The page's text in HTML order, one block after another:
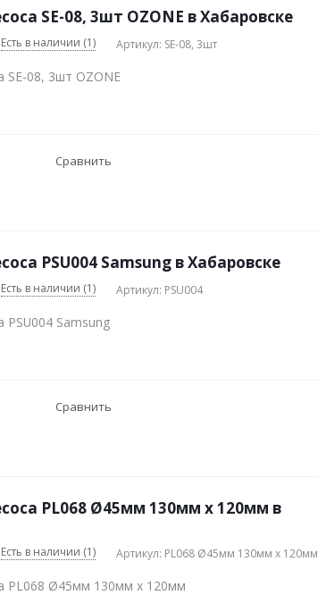
SE-08, 3шт OZONE в Хабаровске
Есть в наличии (1) Артикул: SE-08, 3шт
08, 3шт OZONE
Сравнить
PSU004 Samsung в Хабаровске
Есть в наличии (1) Артикул: PSU004
Samsung
Сравнить
PL068 Ø45мм 130мм x 120мм в
Есть в наличии (1) Артикул: PL068 Ø45мм 130мм x 120мм
PL068 Ø45мм 130мм x 120мм